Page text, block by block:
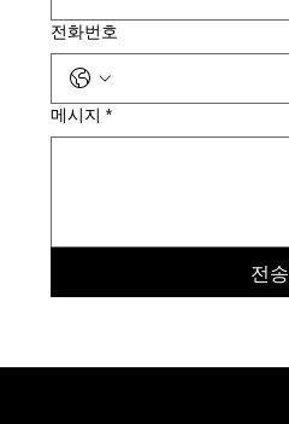
전화번호
메시지 *
전송